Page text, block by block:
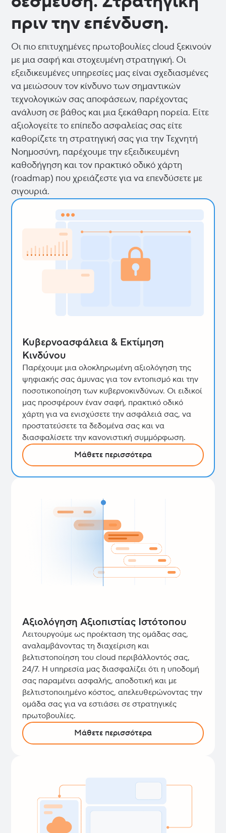
πριν την επένδυση.
Οι πιο επιτυχημένες πρωτοβουλίες cloud ξεκινούν
με μια σαφή και στοχευμένη στρατηγική. Οι
εξειδικευμένες υπηρεσίες μας είναι σχεδιασμένες
να μειώσουν τον κίνδυνο των σημαντικών
τεχνολογικών σας αποφάσεων, παρέχοντας
ανάλυση σε βάθος και μια ξεκάθαρη πορεία. Είτε
αξιολογείτε το επίπεδο ασφαλείας σας είτε
καθορίζετε τη στρατηγική σας για την Τεχνητή
Νοημοσύνη, παρέχουμε την εξειδικευμένη
καθοδήγηση και τον πρακτικό οδικό χάρτη
(roadmap) που χρειάζεστε για να επενδύσετε με
σιγουριά.
Κυβερνοασφάλεια & Εκτίμηση
Κινδύνου
Παρέχουμε μια ολοκληρωμένη αξιολόγηση της
ψηφιακής σας άμυνας για τον εντοπισμό και την
ποσοτικοποίηση των κυβερνοκινδύνων. Οι ειδικοί
μας προσφέρουν έναν σαφή, πρακτικό οδικό
χάρτη για να ενισχύσετε την ασφάλειά σας, να
προστατεύσετε τα δεδομένα σας και να
διασφαλίσετε την κανονιστική συμμόρφωση.
Μάθετε περισσότερα
Αξιολόγηση Αξιοπιστίας Ιστότοπου
Λειτουργούμε ως προέκταση της ομάδας σας,
αναλαμβάνοντας τη διαχείριση και
βελτιστοποίηση του cloud περιβάλλοντός σας,
24/7. Η υπηρεσία μας διασφαλίζει ότι η υποδομή
σας παραμένει ασφαλής, αποδοτική και με
βελτιστοποιημένο κόστος, απελευθερώνοντας την
ομάδα σας για να εστιάσει σε στρατηγικές
πρωτοβουλίες.
Μάθετε περισσότερα